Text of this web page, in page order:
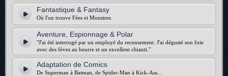
Fantastique & Fantasy
Où l'on trouve Fées et Monstres
Aventure, Espionnage & Polar
"J'ai été interrogé par un employé du recensement. J'ai dégusté son foie
avec des fèves au beurre et un excellent chianti."
Adaptation de Comics
De Superman à Batman, de Spider-Man à Kick-Ass...